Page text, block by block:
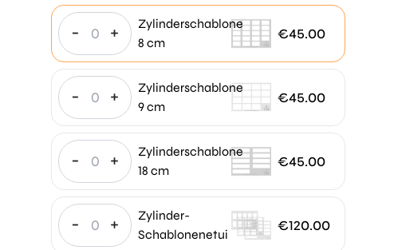
- +
Zylinderschablone
8 cm
€45.00
- +
Zylinderschablone
9 cm
€45.00
- +
Zylinderschablone
18 cm
€45.00
- +
Zylinder-
Schablonenetui
€120.00